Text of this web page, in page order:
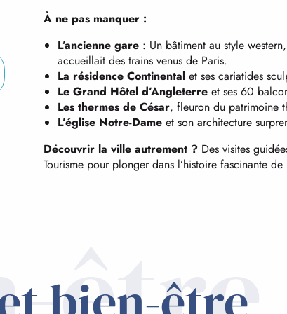
À ne pas manquer :
L’ancienne gare : Un bâtiment au style
accueillait des trains venus de Paris.
La résidence Continental et ses cariatides
Le Grand Hôtel d’Angleterre et ses 60
Les thermes de César, fleuron du patrimoine
L’église Notre-Dame et son architecture
Découvrir la ville autrement ? Des visites
Tourisme pour plonger dans l’histoire fascinante